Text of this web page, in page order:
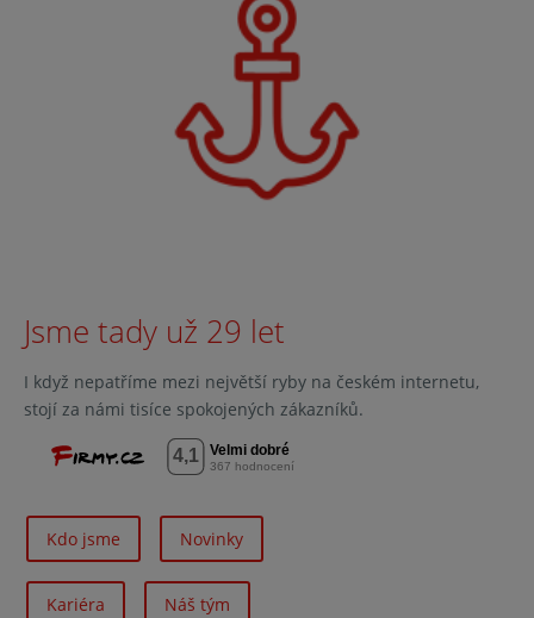
Jsme tady už 29 let
I když nepatříme mezi největší ryby na českém internetu,
stojí za námi tisíce spokojených zákazníků.
Kdo jsme Novinky
Kariéra Náš tým